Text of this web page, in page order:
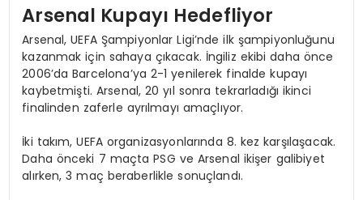
Arsenal Kupayı Hedefliyor
Arsenal, UEFA Şampiyonlar Ligi’nde ilk şampiyonluğunu
kazanmak için sahaya çıkacak. İngiliz ekibi daha önce
2006’da Barcelona’ya 2-1 yenilerek finalde kupayı
kaybetmişti. Arsenal, 20 yıl sonra tekrarladığı ikinci
finalinden zaferle ayrılmayı amaçlıyor.
İki takım, UEFA organizasyonlarında 8. kez karşılaşacak.
Daha önceki 7 maçta PSG ve Arsenal ikişer galibiyet
alırken, 3 maç beraberlikle sonuçlandı.